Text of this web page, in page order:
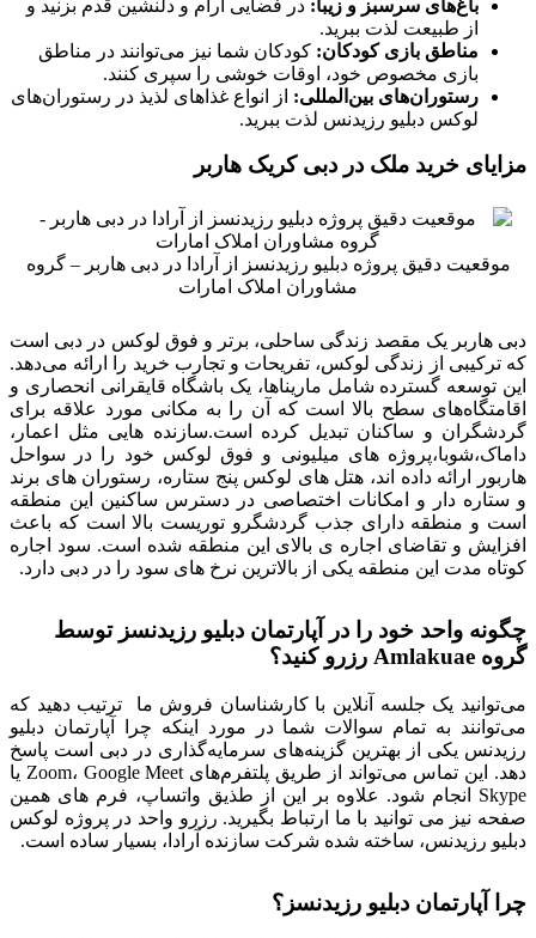
باغ‌های سرسبز و زیبا: در فضایی آرام و دلنشین قدم بزنید و
از طبیعت لذت ببرید.
مناطق بازی کودکان: کودکان شما نیز می‌توانند در مناطق
بازی مخصوص خود، اوقات خوشی را سپری کنند.
رستوران‌های بین‌المللی: از انواع غذاهای لذیذ در رستوران‌های
لوکس دبلیو رزیدنس لذت ببرید.
مزایای خرید ملک در دبی کریک هاربر
موقعیت دقیق پروژه دبلیو رزیدنسز از آرادا در دبی هاربر – گروه
مشاوران املاک امارات
دبی هاربر یک مقصد زندگی ساحلی، برتر و فوق لوکس در دبی است
که ترکیبی از زندگی لوکس، تفریحات و تجارب خرید را ارائه می‌دهد.
این توسعه گسترده شامل ماریناها، یک باشگاه قایقرانی انحصاری و
اقامتگاه‌های سطح بالا است که آن را به مکانی مورد علاقه برای
گردشگران و ساکنان تبدیل کرده است.سازنده هایی مثل اعمار،
داماک،شوبا،پروژه های میلیونی و فوق لوکس خود را در سواحل
هاربور ارائه داده اند، هتل های لوکس پنج ستاره، رستوران های برند
و ستاره دار و امکانات اختصاصی در دسترس ساکنین این منطقه
است و منطقه دارای جذب گردشگرو توریست بالا است که باعث
افزایش و تقاضای اجاره ی بالای این منطقه شده است. سود اجاره
کوتاه مدت این منطقه یکی از بالاترین نرخ های سود را در دبی دارد.
چگونه واحد خود را در آپارتمان دبلیو رزیدنسز توسط
گروه Amlakuae رزرو کنید؟
می‌توانید یک جلسه آنلاین با کارشناسان فروش ما ترتیب دهید که
می‌توانند به تمام سوالات شما در مورد اینکه چرا آپارتمان دبلیو
رزیدنس یکی از بهترین گزینه‌های سرمایه‌گذاری در دبی است پاسخ
دهد. این تماس می‌تواند از طریق پلتفرم‌های Zoom، Google Meet یا
Skype انجام شود. علاوه بر این از طذیق واتساپ، فرم های همین
صفحه نیز می توانید با ما ارتباط بگیرید. رزرو واحد در پروژه لوکس
دبلیو رزیدنس، ساخته شده شرکت سازنده آرادا، بسیار ساده است.
چرا آپارتمان دبلیو رزیدنسز؟